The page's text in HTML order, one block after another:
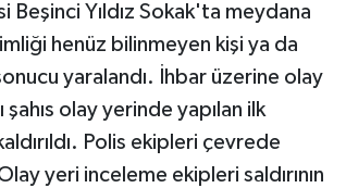
Beşinci Yıldız Sokak'ta meydana
henüz bilinmeyen kişi ya da
yaralandı. İhbar üzerine olay
olay yerinde yapılan ilk
Polis ekipleri çevrede
yeri inceleme ekipleri saldırının